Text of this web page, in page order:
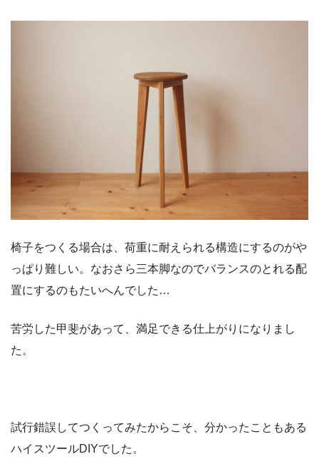
椅子をつくる場合は、荷重に耐えられる構造にするのがや
っぱり難しい。なおさら三本脚なのでバランスのとれる配
置にするのもたいへんでした…
苦労した甲斐があって、満足できる仕上がりになりまし
た。
試行錯誤してつくってみたからこそ、分かったこともある
ハイスツールDIYでした。